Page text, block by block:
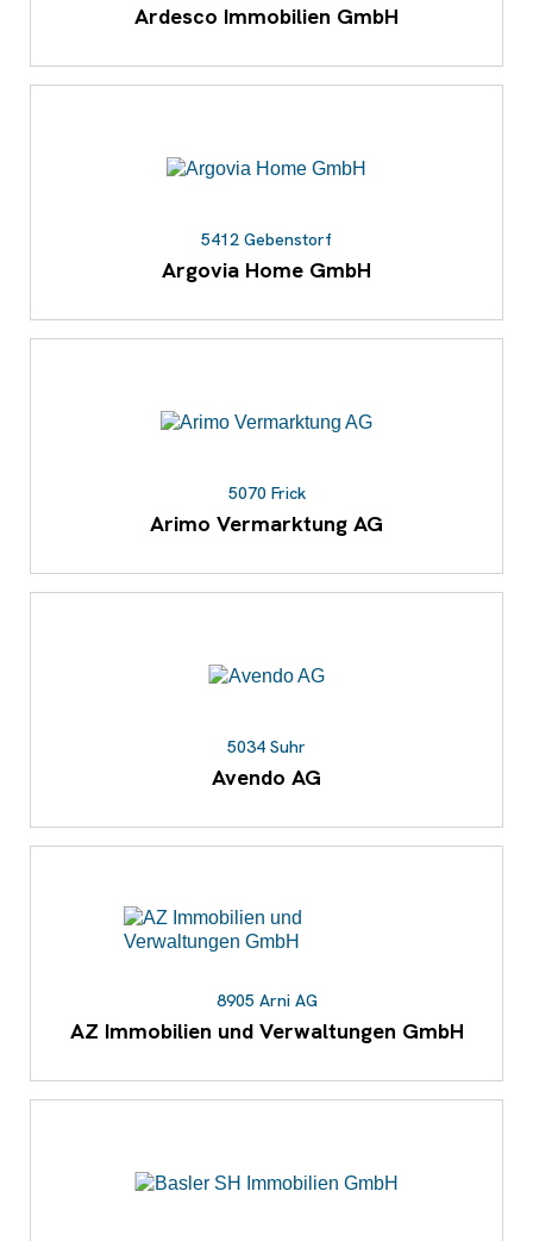
Ardesco Immobilien GmbH
5412 Gebenstorf
Argovia Home GmbH
5070 Frick
Arimo Vermarktung AG
5034 Suhr
Avendo AG
8905 Arni AG
AZ Immobilien und Verwaltungen GmbH